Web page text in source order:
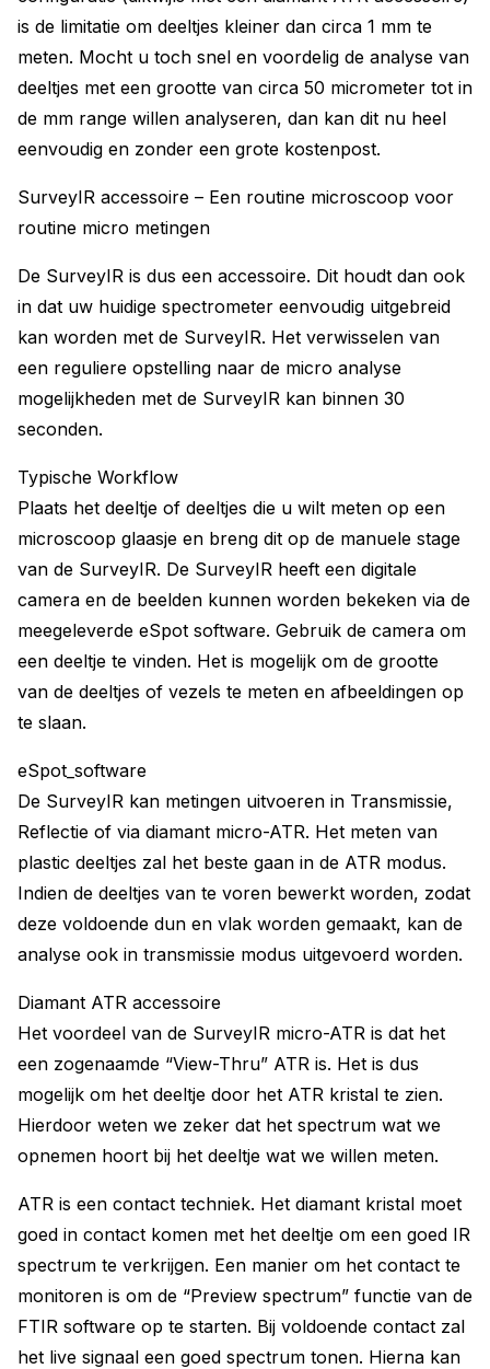
is de limitatie om deeltjes kleiner dan circa 1 mm te
meten. Mocht u toch snel en voordelig de analyse van
deeltjes met een grootte van circa 50 micrometer tot in
de mm range willen analyseren, dan kan dit nu heel
eenvoudig en zonder een grote kostenpost.
SurveyIR accessoire – Een routine microscoop voor
routine micro metingen
De SurveyIR is dus een accessoire. Dit houdt dan ook
in dat uw huidige spectrometer eenvoudig uitgebreid
kan worden met de SurveyIR. Het verwisselen van
een reguliere opstelling naar de micro analyse
mogelijkheden met de SurveyIR kan binnen 30
seconden.
Typische Workflow
Plaats het deeltje of deeltjes die u wilt meten op een
microscoop glaasje en breng dit op de manuele stage
van de SurveyIR. De SurveyIR heeft een digitale
camera en de beelden kunnen worden bekeken via de
meegeleverde eSpot software. Gebruik de camera om
een deeltje te vinden. Het is mogelijk om de grootte
van de deeltjes of vezels te meten en afbeeldingen op
te slaan.
eSpot_software
De SurveyIR kan metingen uitvoeren in Transmissie,
Reflectie of via diamant micro-ATR. Het meten van
plastic deeltjes zal het beste gaan in de ATR modus.
Indien de deeltjes van te voren bewerkt worden, zodat
deze voldoende dun en vlak worden gemaakt, kan de
analyse ook in transmissie modus uitgevoerd worden.
Diamant ATR accessoire
Het voordeel van de SurveyIR micro-ATR is dat het
een zogenaamde “View-Thru” ATR is. Het is dus
mogelijk om het deeltje door het ATR kristal te zien.
Hierdoor weten we zeker dat het spectrum wat we
opnemen hoort bij het deeltje wat we willen meten.
ATR is een contact techniek. Het diamant kristal moet
goed in contact komen met het deeltje om een goed IR
spectrum te verkrijgen. Een manier om het contact te
monitoren is om de “Preview spectrum” functie van de
FTIR software op te starten. Bij voldoende contact zal
het live signaal een goed spectrum tonen. Hierna kan